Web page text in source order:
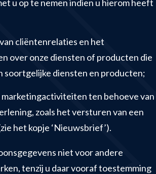
u op te nemen indien u hierom heeft
cliëntenrelaties en het
over onze diensten of producten die
soortgelijke diensten en producten;
marketingactiviteiten ten behoeve van
zoals het versturen van een
het kopje ‘Nieuwsbrief’).
niet voor andere
tenzij u daar vooraf toestemming